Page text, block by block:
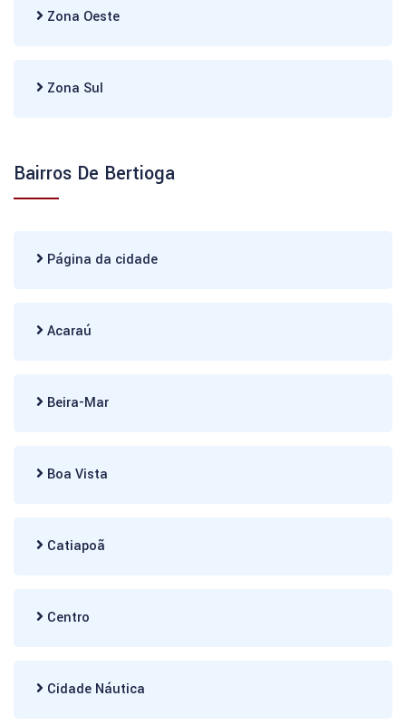
Zona Oeste
Zona Sul
Bairros De Bertioga
Página da cidade
Acaraú
Beira-Mar
Boa Vista
Catiapoã
Centro
Cidade Náutica